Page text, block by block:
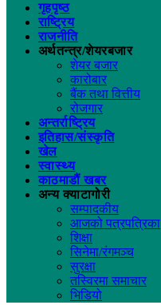
गृहपृष्ठ
राष्ट्रिय
राजनीति
अर्थतन्त्र/शेयरबजार
शेयर बजार
कारोबार
बैंक तथा वित्तीय
रोजगार
अन्तर्राष्ट्रिय
इतिहास/संस्कृति
खेल
स्वास्थ्य
काठमाडौं खबर
अन्य क्याटागोरी
सम्पादकीय
आजको पत्रपत्रिका
शिक्षा
सिनेमा/रंगमञ्च
सुरक्षा
तस्विरमा समाचार
भिडियो